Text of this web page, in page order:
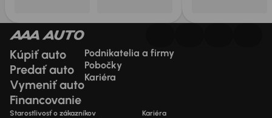
Kúpiť auto
Predať auto
Vymeniť auto
Financovanie
Podnikatelia a firmy
Pobočky
Kariéra
Starostlivosť o zákazníkov Kariéra